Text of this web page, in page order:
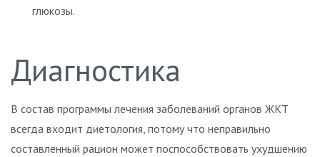
глюкозы.
Диагностика
В состав программы лечения заболеваний органов ЖКТ
всегда входит диетология, потому что неправильно
составленный рацион может поспособствовать ухудшению